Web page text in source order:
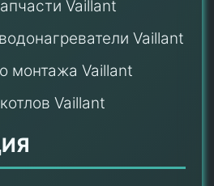
Vaillant
Vaillant
монтажа Vaillant
Vaillant